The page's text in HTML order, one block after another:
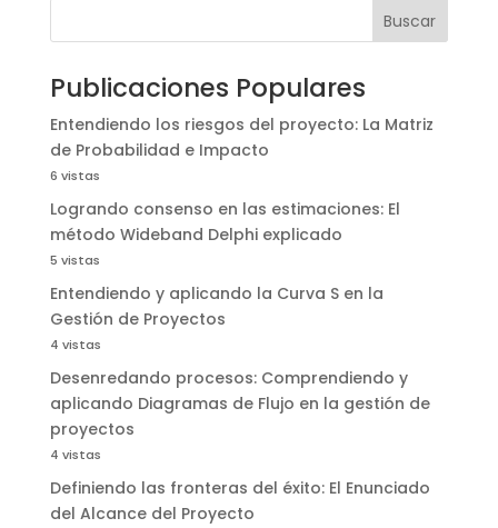
Buscar
Publicaciones Populares
Entendiendo los riesgos del proyecto: La Matriz
de Probabilidad e Impacto
6 vistas
Logrando consenso en las estimaciones: El
método Wideband Delphi explicado
5 vistas
Entendiendo y aplicando la Curva S en la
Gestión de Proyectos
4 vistas
Desenredando procesos: Comprendiendo y
aplicando Diagramas de Flujo en la gestión de
proyectos
4 vistas
Definiendo las fronteras del éxito: El Enunciado
del Alcance del Proyecto